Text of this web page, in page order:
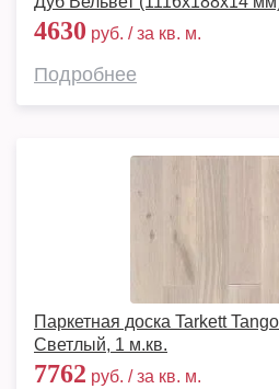
4630 руб. / за кв. м.
Подробнее
Паркетная доска Tarkett
Светлый, 1 м.кв.
7762 руб. / за кв. м.